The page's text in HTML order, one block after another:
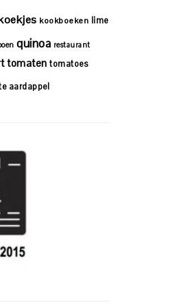
kookboeken lime
quinoa restaurant
tomaten tomatoes
aardappel